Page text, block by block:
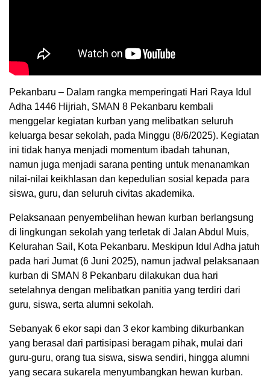
Pekanbaru – Dalam rangka memperingati Hari Raya Idul
Adha 1446 Hijriah, SMAN 8 Pekanbaru kembali
menggelar kegiatan kurban yang melibatkan seluruh
keluarga besar sekolah, pada Minggu (8/6/2025). Kegiatan
ini tidak hanya menjadi momentum ibadah tahunan,
namun juga menjadi sarana penting untuk menanamkan
nilai-nilai keikhlasan dan kepedulian sosial kepada para
siswa, guru, dan seluruh civitas akademika.
Pelaksanaan penyembelihan hewan kurban berlangsung
di lingkungan sekolah yang terletak di Jalan Abdul Muis,
Kelurahan Sail, Kota Pekanbaru. Meskipun Idul Adha jatuh
pada hari Jumat (6 Juni 2025), namun jadwal pelaksanaan
kurban di SMAN 8 Pekanbaru dilakukan dua hari
setelahnya dengan melibatkan panitia yang terdiri dari
guru, siswa, serta alumni sekolah.
Sebanyak 6 ekor sapi dan 3 ekor kambing dikurbankan
yang berasal dari partisipasi beragam pihak, mulai dari
guru-guru, orang tua siswa, siswa sendiri, hingga alumni
yang secara sukarela menyumbangkan hewan kurban.